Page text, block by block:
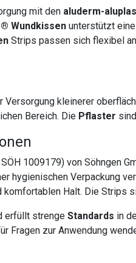
mit den aluderm-
Wundkissen unterstützt
Strips passen sich flexibel
Versorgung kleinerer
Bereich. Die Pflaster
1009179) von Söhngen
hygienischen Verpackung
Halt. Die Strips
erfüllt strengeStandards in
Fragen zur Anwendung